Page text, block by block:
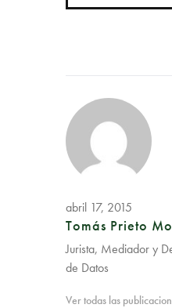
abril 17, 2015
Tomás Prieto
Jurista, Mediador y
de Datos
Ver todas las